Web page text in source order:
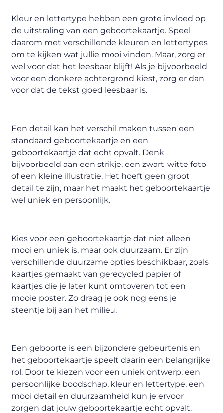
Kleur en lettertype hebben een grote invloed op
de uitstraling van een geboortekaartje. Speel
daarom met verschillende kleuren en lettertypes
om te kijken wat jullie mooi vinden. Maar, zorg er
wel voor dat het leesbaar blijft! Als je bijvoorbeeld
voor een donkere achtergrond kiest, zorg er dan
voor dat de tekst goed leesbaar is.
Een detail kan het verschil maken tussen een
standaard geboortekaartje en een
geboortekaartje dat echt opvalt. Denk
bijvoorbeeld aan een strikje, een zwart-witte foto
of een kleine illustratie. Het hoeft geen groot
detail te zijn, maar het maakt het geboortekaartje
wel uniek en persoonlijk.
Kies voor een geboortekaartje dat niet alleen
mooi en uniek is, maar ook duurzaam. Er zijn
verschillende duurzame opties beschikbaar, zoals
kaartjes gemaakt van gerecycled papier of
kaartjes die je later kunt omtoveren tot een
mooie poster. Zo draag je ook nog eens je
steentje bij aan het milieu.
Een geboorte is een bijzondere gebeurtenis en
het geboortekaartje speelt daarin een belangrijke
rol. Door te kiezen voor een uniek ontwerp, een
persoonlijke boodschap, kleur en lettertype, een
mooi detail en duurzaamheid kun je ervoor
zorgen dat jouw geboortekaartje echt opvalt.